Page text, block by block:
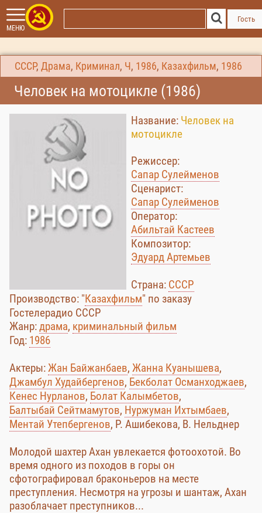
МЕНЮ
Гость
СССР, Драма, Криминал, Ч , 1986, Казахфильм, 1986
Человек на мотоцикле (1986)
Название: Человек на
мотоцикле
Режиссер:
Сапар Сулейменов
Сценарист:
Сапар Сулейменов
Оператор:
Абильтай Кастеев
Композитор:
Эдуард Артемьев
Страна: СССР
Производство: "Казахфильм" по заказу
Гостелерадио СССР
Жанр:драма, криминальный фильм
Год: 1986
Актеры:Жан Байжанбаев, Жанна Куанышева,
Джамбул Худайбергенов, Бекболат Османходжаев,
Кенес Нурланов, Болат Калымбетов,
Балтыбай Сейтмамутов, Нуржуман Ихтымбаев,
Ментай Утепбергенов, Р. Ашибекова, В. Нельднер
Молодой шахтер Ахан увлекается фотоохотой. Во
время одного из походов в горы он
сфотографировал браконьеров на месте
преступления. Несмотря на угрозы и шантаж, Ахан
разоблачает преступников...